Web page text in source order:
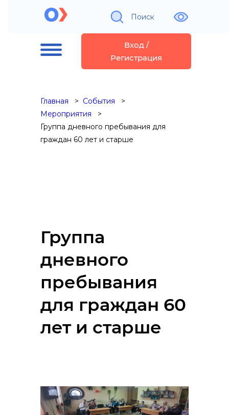
Поиск
Вход /
Регистрация
Главная
События
Мероприятия
Группа дневного пребывания для
граждан 60 лет и старше
Группа
дневного
пребывания
для граждан 60
лет и старше